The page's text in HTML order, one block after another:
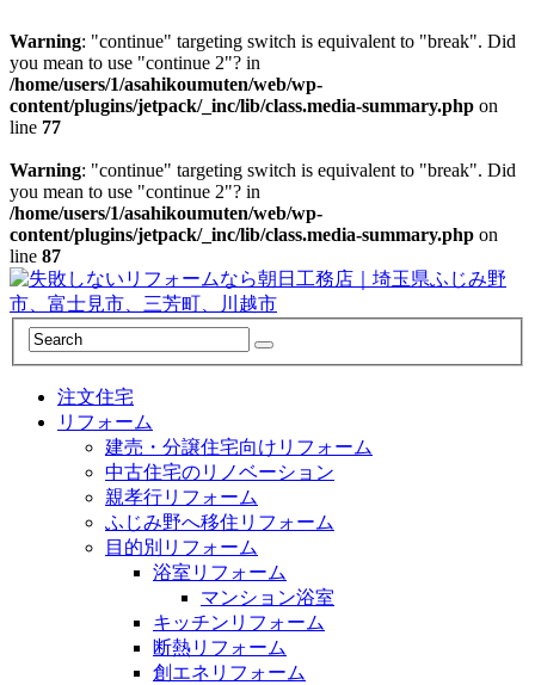
Warning: "continue" targeting switch is equivalent to "break". Did
you mean to use "continue 2"? in
/home/users/1/asahikoumuten/web/wp-
content/plugins/jetpack/_inc/lib/class.media-summary.php on
line 77
Warning: "continue" targeting switch is equivalent to "break". Did
you mean to use "continue 2"? in
/home/users/1/asahikoumuten/web/wp-
content/plugins/jetpack/_inc/lib/class.media-summary.php on
line 87
注文住宅
リフォーム
建売・分譲住宅向けリフォーム
中古住宅のリノベーション
親孝行リフォーム
ふじみ野へ移住リフォーム
目的別リフォーム
浴室リフォーム
マンション浴室
キッチンリフォーム
断熱リフォーム
創エネリフォーム